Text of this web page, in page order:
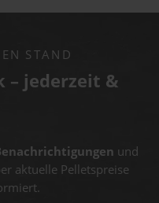
STAND
– jederzeit &
und
aktuelle Pelletspreise